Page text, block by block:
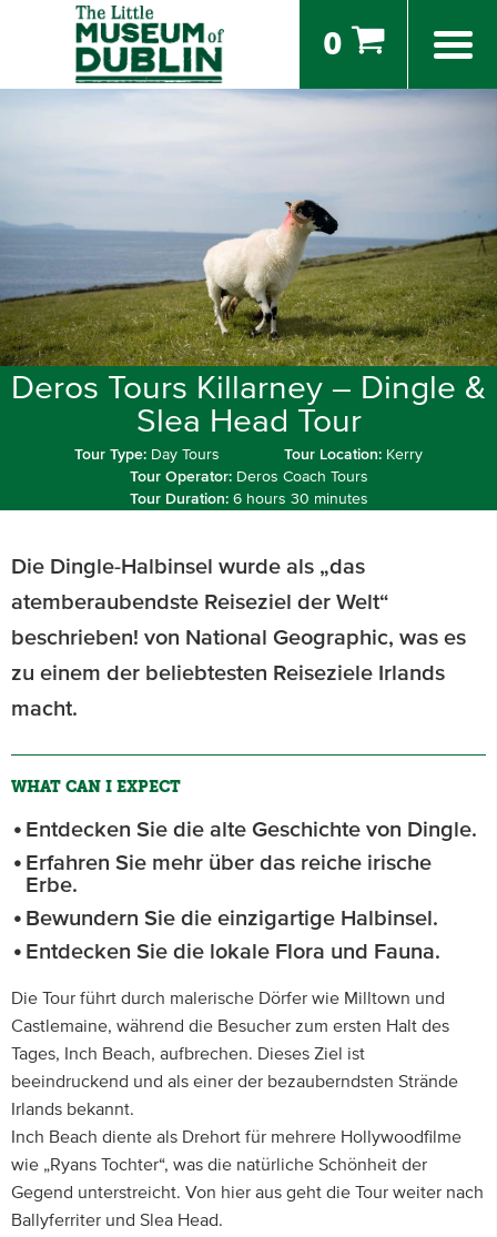
0
Deros Tours Killarney – Dingle &
Slea Head Tour
Tour Type: Day Tours Tour Location: Kerry
Tour Operator: Deros Coach Tours
Tour Duration: 6 hours 30 minutes
Die Dingle-Halbinsel wurde als „das
atemberaubendste Reiseziel der Welt“
beschrieben! von National Geographic, was es
zu einem der beliebtesten Reiseziele Irlands
macht.
WHAT CAN I EXPECT
Entdecken Sie die alte Geschichte von Dingle.
Erfahren Sie mehr über das reiche irische
Erbe.
Bewundern Sie die einzigartige Halbinsel.
Entdecken Sie die lokale Flora und Fauna.
Die Tour führt durch malerische Dörfer wie Milltown und
Castlemaine, während die Besucher zum ersten Halt des
Tages, Inch Beach, aufbrechen. Dieses Ziel ist
beeindruckend und als einer der bezauberndsten Strände
Irlands bekannt.
Inch Beach diente als Drehort für mehrere Hollywoodfilme
wie „Ryans Tochter“, was die natürliche Schönheit der
Gegend unterstreicht. Von hier aus geht die Tour weiter nach
Ballyferriter und Slea Head.